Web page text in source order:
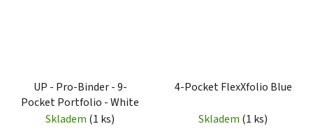
UP - Pro-Binder - 9-
Pocket Portfolio - White
Skladem (1 ks)
4-Pocket FlexXfolio Blue
Skladem (1 ks)